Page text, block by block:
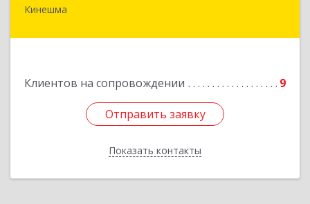
Кинешма
Клиентов на сопровождении 9
Отправить заявку
Показать контакты
Отправить заявку
Назад